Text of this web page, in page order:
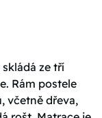
ze tří
Rám postele
včetně dřeva,